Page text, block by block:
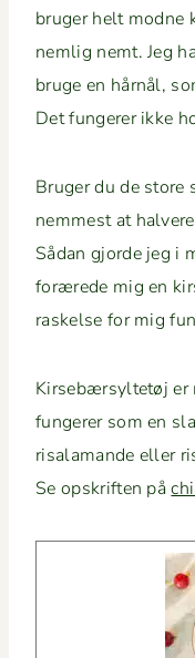
bruger helt modne
nem­lig nemt. Jeg
bruge en hårnål,
Det fun­ger­er ikke
Bruger du de
nemmest at
Sådan gjorde jeg i
forærede mig en
raskelse for mig
Kirse­bær­syl­tetøj er
fun­ger­er som en
risala­mande eller
Se opskriften på